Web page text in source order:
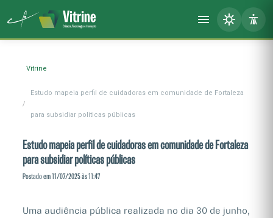
Vitrine
Estudo mapeia perfil de cuidadoras em comunidade de Fortaleza
para subsidiar políticas públicas
Estudo mapeia perfil de cuidadoras em comunidade de Fortaleza
para subsidiar políticas públicas
Postado em 11/07/2025 às 11:47
Uma audiência pública realizada no dia 30 de junho,